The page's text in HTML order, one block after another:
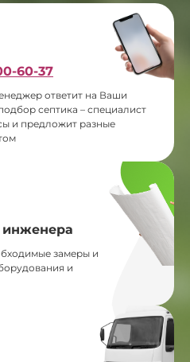
60-37
ответит на Ваши
септика – специалист
и предложит разные
замеры и
и